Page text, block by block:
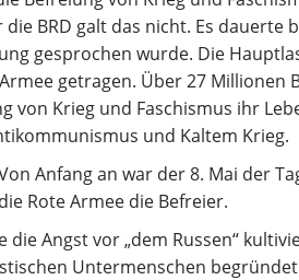
die BRD galt das nicht. Es
gesprochen wurde. Die
getragen. Über 27
von Krieg und Faschismus ihr
und Kaltem Krieg.
Anfang an war der 8. Mai der
Rote Armee die Befreier.
die Angst vor „dem Russen“
Untermenschen